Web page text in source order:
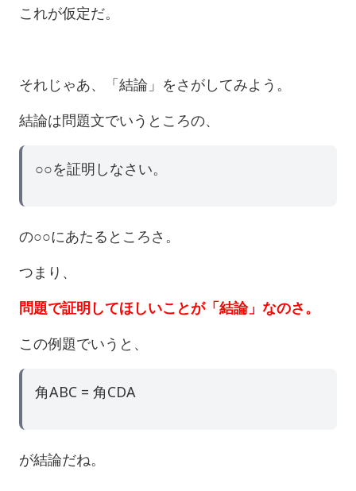
これが仮定だ。
それじゃあ、「結論」をさがしてみよう。
結論は問題文でいうところの、
○○を証明しなさい。
の○○にあたるところさ。
つまり、
問題で証明してほしいことが「結論」なのさ。
この例題でいうと、
角ABC = 角CDA
が結論だね。